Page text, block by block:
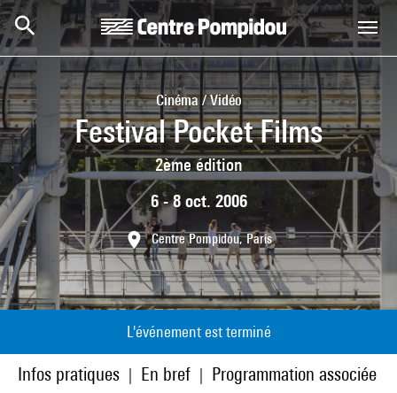
Aller au contenu principal
Centre Pompidou
Cinéma / Vidéo
Festival Pocket Films
2ème édition
6 - 8 oct. 2006
Centre Pompidou, Paris
L'événement est terminé
Infos pratiques En bref Programmation associée